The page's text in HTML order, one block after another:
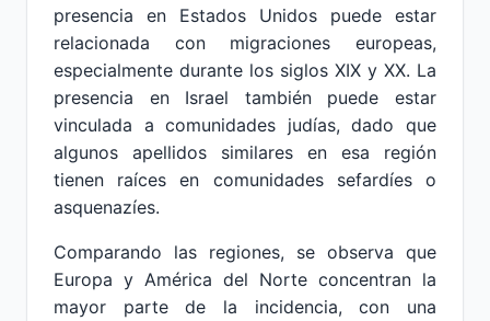
presencia en Estados Unidos puede estar
relacionada con migraciones europeas,
especialmente durante los siglos XIX y XX. La
presencia en Israel también puede estar
vinculada a comunidades judías, dado que
algunos apellidos similares en esa región
tienen raíces en comunidades sefardíes o
asquenazíes.
Comparando las regiones, se observa que
Europa y América del Norte concentran la
mayor parte de la incidencia, con una